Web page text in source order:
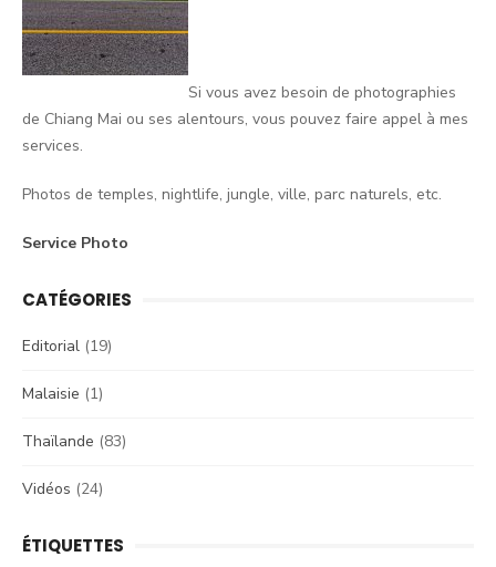
Si vous avez besoin de photographies
de Chiang Mai ou ses alentours, vous pouvez faire appel à mes
services.
Photos de temples, nightlife, jungle, ville, parc naturels, etc.
Service Photo
CATÉGORIES
Editorial (19)
Malaisie (1)
Thaïlande (83)
Vidéos (24)
ÉTIQUETTES